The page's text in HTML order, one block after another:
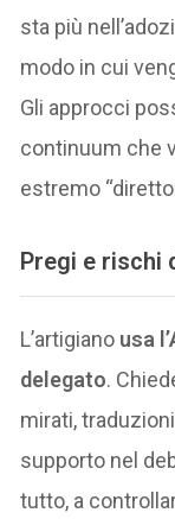
sta più
modo in cui
Gli approcci
continuum che
estremo
Pregi e rischi
L’artigiano usa
delegato.
mirati,
supporto nel
tutto, a